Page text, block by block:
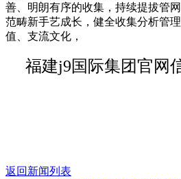
善、明朗有序的收集，持续提拔管
范畴新手艺成长，健全收集分析管
值、支流文化，
福建j9国际集团官网
返回新闻列表